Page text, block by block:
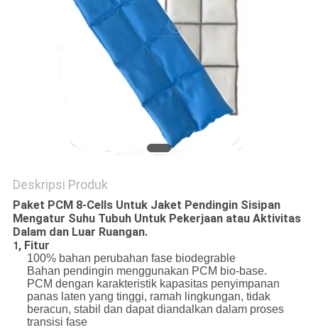
Deskripsi Produk
Paket PCM 8-Cells Untuk Jaket Pendingin Sisipan
Mengatur Suhu Tubuh Untuk Pekerjaan atau Aktivitas
Dalam dan Luar Ruangan.
1 , Fitur
100% bahan perubahan fase biodegrable
Bahan pendingin menggunakan PCM bio-base.
PCM dengan karakteristik kapasitas penyimpanan
panas laten yang tinggi, ramah lingkungan, tidak
beracun, stabil dan dapat diandalkan dalam proses
transisi fase